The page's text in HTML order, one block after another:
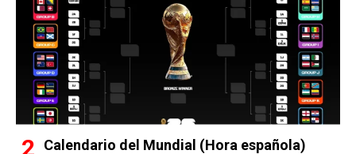
Calendario del Mundial (Hora española)